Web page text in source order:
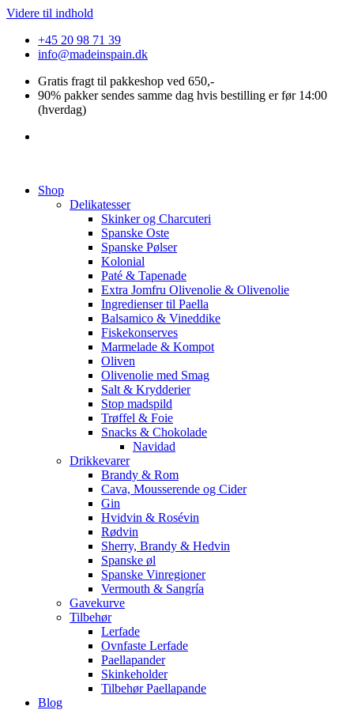
Videre til indhold
+45 20 98 71 39
info@madeinspain.dk
Gratis fragt til pakkeshop ved 650,-
90% pakker sendes samme dag hvis bestilling er før 14:00
(hverdag)
Shop
Delikatesser
Skinker og Charcuteri
Spanske Oste
Spanske Pølser
Kolonial
Paté & Tapenade
Extra Jomfru Olivenolie & Olivenolie
Ingredienser til Paella
Balsamico & Vineddike
Fiskekonserves
Marmelade & Kompot
Oliven
Olivenolie med Smag
Salt & Krydderier
Stop madspild
Trøffel & Foie
Snacks & Chokolade
Navidad
Drikkevarer
Brandy & Rom
Cava, Mousserende og Cider
Gin
Hvidvin & Rosévin
Rødvin
Sherry, Brandy & Hedvin
Spanske øl
Spanske Vinregioner
Vermouth & Sangría
Gavekurve
Tilbehør
Lerfade
Ovnfaste Lerfade
Paellapander
Skinkeholder
Tilbehør Paellapande
Blog